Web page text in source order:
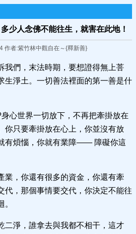
少人念佛不能往生，就害在此地！
作者:紫竹林中觀自在～{釋新善}
我們，末法時期，要想證得無上菩
生淨土。一切善法裡面的第一善是什
心世界一切放下，不再把牽掛放在
你只要牽掛放在心上，你並沒有放
有煩惱，你就有業障—— 障礙你這
業，你還有很多的資金，你還有牽
代，那個事情要交代，你決定不能往
二淨，誰拿去與我都不相干，這才